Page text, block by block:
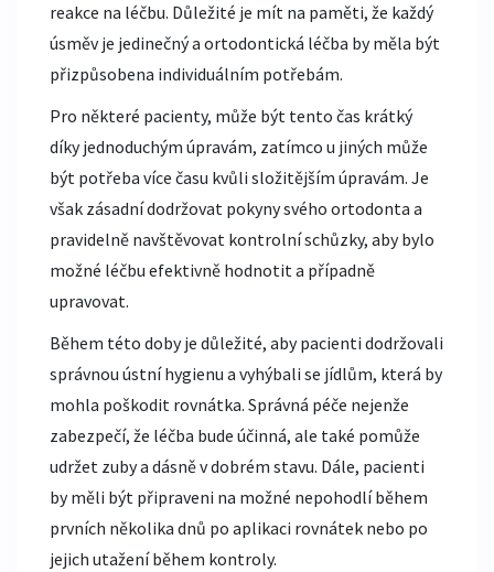
reakce na léčbu. Důležité je mít na paměti, že každý
úsměv je jedinečný a ortodontická léčba by měla být
přizpůsobena individuálním potřebám.
Pro některé pacienty, může být tento čas krátký
díky jednoduchým úpravám, zatímco u jiných může
být potřeba více času kvůli složitějším úpravám. Je
však zásadní dodržovat pokyny svého ortodonta a
pravidelně navštěvovat kontrolní schůzky, aby bylo
možné léčbu efektivně hodnotit a případně
upravovat.
Během této doby je důležité, aby pacienti dodržovali
správnou ústní hygienu a vyhýbali se jídlům, která by
mohla poškodit rovnátka. Správná péče nejenže
zabezpečí, že léčba bude účinná, ale také pomůže
udržet zuby a dásně v dobrém stavu. Dále, pacienti
by měli být připraveni na možné nepohodlí během
prvních několika dnů po aplikaci rovnátek nebo po
jejich utažení během kontroly.